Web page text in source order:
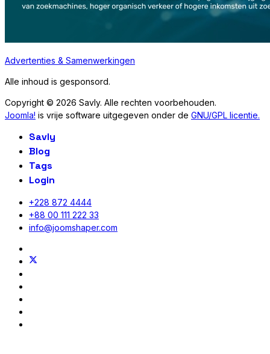
Advertenties & Samenwerkingen
Alle inhoud is gesponsord.
Copyright © 2026 Savly. Alle rechten voorbehouden.
Joomla! is vrije software uitgegeven onder de GNU/GPL licentie.
Savly
Blog
Tags
Login
+228 872 4444
+88 00 111 222 33
info@joomshaper.com